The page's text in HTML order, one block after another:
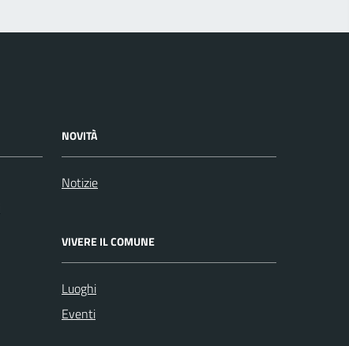
NOVITÀ
Notizie
VIVERE IL COMUNE
Luoghi
Eventi